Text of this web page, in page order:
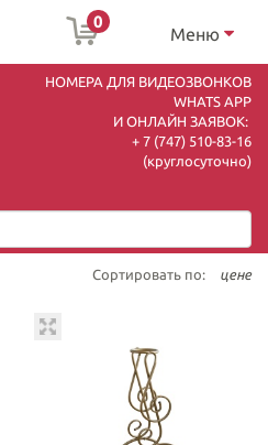
0
Меню
НОМЕРА ДЛЯ ВИДЕОЗВОНКОВ
WHATS APP
И ОНЛАЙН ЗАЯВОК:
+ 7 (747) 510-83-16
(круглосуточно)
Сортировать по: цене